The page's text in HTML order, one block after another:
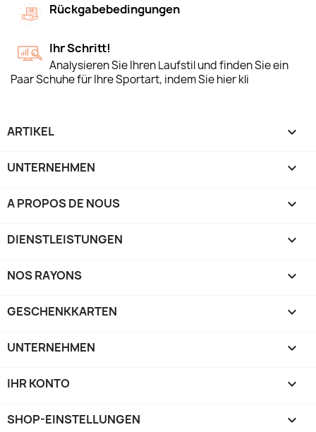
Rückgabebedingungen
Ihr Schritt!
Analysieren Sie Ihren Laufstil und finden Sie ein
Paar Schuhe für Ihre Sportart, indem Sie hier kli
ARTIKEL 
UNTERNEHMEN 
A PROPOS DE NOUS 
DIENSTLEISTUNGEN 
NOS RAYONS 
GESCHENKKARTEN 
UNTERNEHMEN 
IHR KONTO 
SHOP-EINSTELLUNGEN keyboard_arrow_down